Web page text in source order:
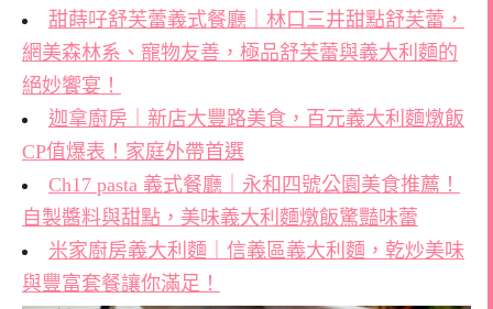
甜蒔吇舒芙蕾義式餐廳｜林口三井甜點舒芙蕾，
網美森林系、寵物友善，極品舒芙蕾與義大利麵的
絕妙饗宴！
迦拿廚房｜新店大豐路美食，百元義大利麵燉飯
CP值爆表！家庭外帶首選
Ch17 pasta 義式餐廳｜永和四號公園美食推薦！
自製醬料與甜點，美味義大利麵燉飯驚豔味蕾
米家廚房義大利麵｜信義區義大利麵，乾炒美味
與豐富套餐讓你滿足！